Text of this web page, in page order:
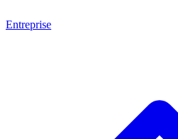
Entreprise